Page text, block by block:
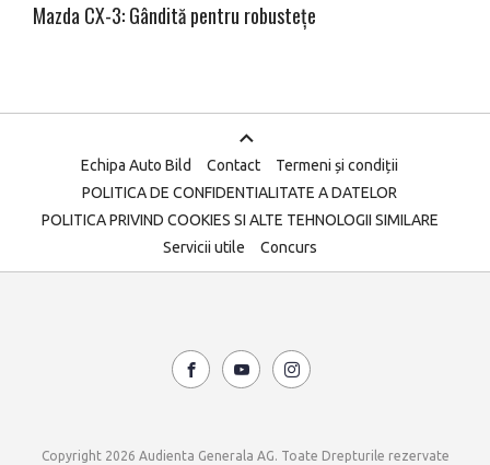
Mazda CX-3: Gândită pentru robustețe
Echipa Auto Bild Contact
Termeni și condiții
POLITICA DE CONFIDENTIALITATE A DATELOR
POLITICA PRIVIND COOKIES SI ALTE TEHNOLOGII SIMILARE
Servicii utile
Concurs
Copyright 2026 Audienta Generala AG. Toate Drepturile rezervate